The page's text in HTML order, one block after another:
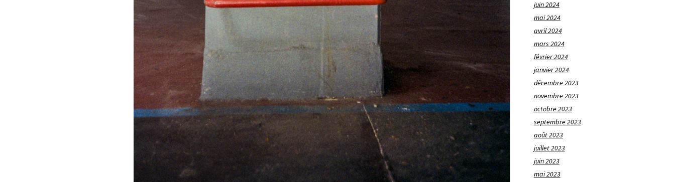
juin 2024
mai 2024
avril 2024
mars 2024
février 2024
janvier 2024
décembre 2023
novembre 2023
octobre 2023
septembre 2023
août 2023
juillet 2023
juin 2023
mai 2023